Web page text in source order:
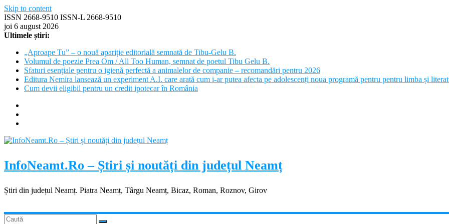
Skip to content
ISSN 2668-9510 ISSN-L 2668-9510
joi 6 august 2026
Ultimele știri:
„Aproape Tu” – o nouă apariție editorială semnată de Tibu-Gelu B.
Volumul de poezie Prea Om / All Too Human, semnat de poetul Tibu Gelu B.
Sfaturi esențiale pentru o igienă perfectă a animalelor de companie – recomandări pentru 2026
Editura Nemira lansează un experiment A.I. care arată cum i-ar putea afecta pe adolescenți noua programă pentru pentru limba și
Cum devii eligibil pentru un credit ipotecar în România
InfoNeamt.Ro – Știri și noutăți din județul Neamț
Știri din județul Neamț. Piatra Neamț, Târgu Neamț, Bicaz, Roman, Roznov, Girov